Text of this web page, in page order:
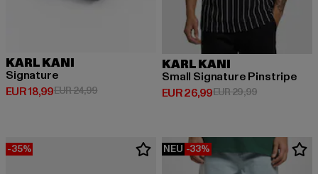
KARL KANI
Signature
EUR 18,99
Derzeitiger Preis: EUR 18,99
EUR 24,99Aktionspreis: EUR 24,99
KARL KANI
Small Signature Pinstripe
EUR 26,99
Derzeitiger Preis: EUR 26,99
EUR 29,99Aktionspreis:
-35% NEU -33%